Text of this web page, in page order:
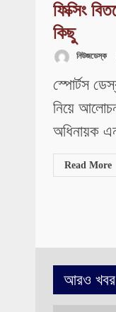
ফিক্সিং
কিছু
নিউজডেস্ক
স্পোর্টস
নিয়ে
অধিনায়ক
Read More
আরও খবর